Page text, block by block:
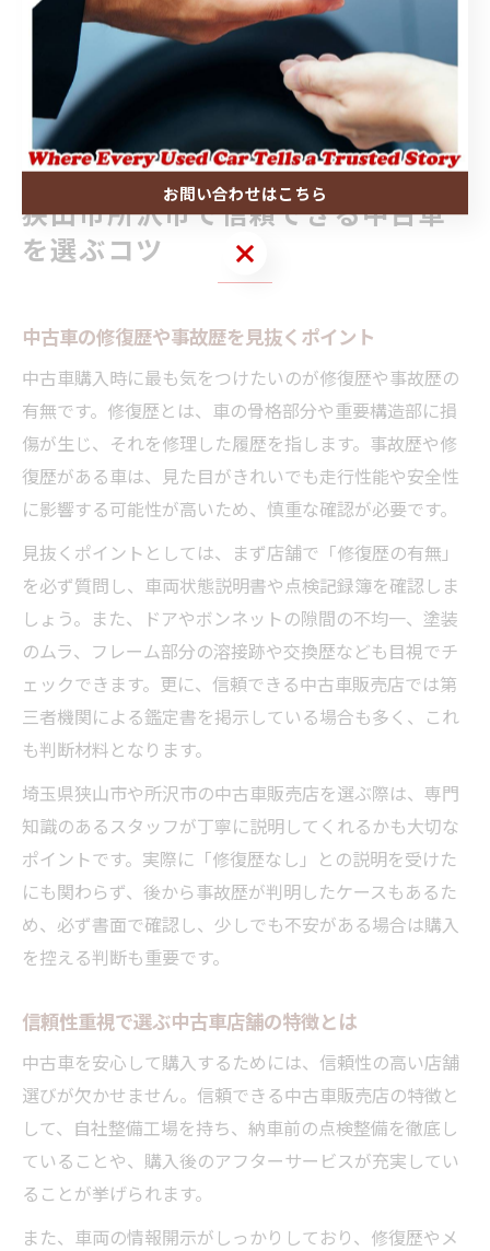
べた」という利用者の声もあり、選択肢の豊富さが満足
度につながります。店舗の公式サイトやポータルサイト
の掲載情報を活用し、効率よく理想の中古車を探しまし
ょう。
狭山市所沢市で信頼できる中古車
を選ぶコツ
中古車の修復歴や事故歴を見抜くポイント
中古車購入時に最も気をつけたいのが修復歴や事故歴の
有無です。修復歴とは、車の骨格部分や重要構造部に損
傷が生じ、それを修理した履歴を指します。事故歴や修
復歴がある車は、見た目がきれいでも走行性能や安全性
に影響する可能性が高いため、慎重な確認が必要です。
見抜くポイントとしては、まず店舗で「修復歴の有無」
を必ず質問し、車両状態説明書や点検記録簿を確認しま
しょう。また、ドアやボンネットの隙間の不均一、塗装
のムラ、フレーム部分の溶接跡や交換歴なども目視でチ
ェックできます。更に、信頼できる中古車販売店では第
三者機関による鑑定書を掲示している場合も多く、これ
も判断材料となります。
埼玉県狭山市や所沢市の中古車販売店を選ぶ際は、専門
知識のあるスタッフが丁寧に説明してくれるかも大切な
ポイントです。実際に「修復歴なし」との説明を受けた
にも関わらず、後から事故歴が判明したケースもあるた
め、必ず書面で確認し、少しでも不安がある場合は購入
を控える判断も重要です。
信頼性重視で選ぶ中古車店舗の特徴とは
中古車を安心して購入するためには、信頼性の高い店舗
選びが欠かせません。信頼できる中古車販売店の特徴と
して、自社整備工場を持ち、納車前の点検整備を徹底し
ていることや、購入後のアフターサービスが充実してい
ることが挙げられます。
また、車両の情報開示がしっかりしており、修復歴やメ
お問い合わせはこちら
お問い合わせはこちら